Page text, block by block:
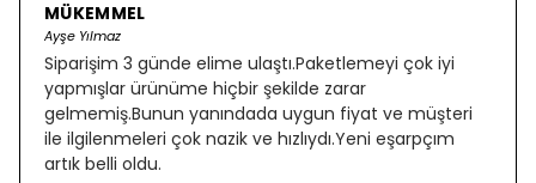
MÜKEMMEL
Ayşe Yılmaz
Siparişim 3 günde elime ulaştı.Paketlemeyi çok iyi
yapmışlar ürünüme hiçbir şekilde zarar
gelmemiş.Bunun yanındada uygun fiyat ve müşteri
ile ilgilenmeleri çok nazik ve hızlıydı.Yeni eşarpçım
artık belli oldu.